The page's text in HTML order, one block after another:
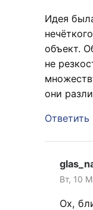
Идея
объект.
не
они
Ответить
Вт, 10
Ох,